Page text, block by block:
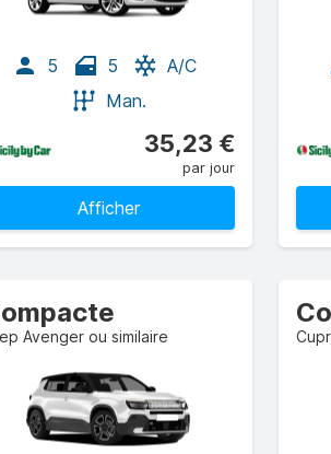
5 5
A/C
Man.
35,23 €
par jour
Afficher
Avenger ou similaire